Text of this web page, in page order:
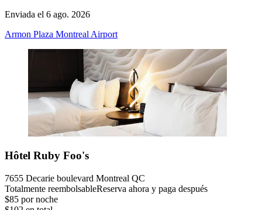
Enviada el 6 ago. 2026
Armon Plaza Montreal Airport
Hôtel Ruby Foo's
7655 Decarie boulevard Montreal QC
Totalmente reembolsableReserva ahora y paga después
$85 por noche